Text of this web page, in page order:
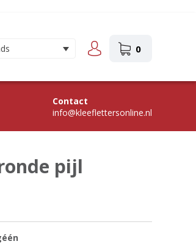
0
Contact
info@kleeflettersonline.nl
pijl